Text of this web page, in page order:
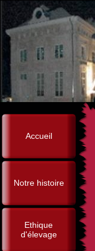
Accueil
Notre histoire
Ethique
d'élevage